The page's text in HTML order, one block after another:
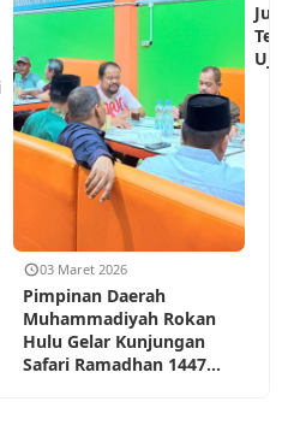
03 Maret 2026
Pimpinan Daerah
Muhammadiyah Rokan
Hulu Gelar Kunjungan
Safari Ramadhan 1447...